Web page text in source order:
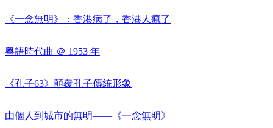
《一念無明》：香港病了，香港人瘋了
粵語時代曲 ＠ 1953 年
《孔子63》顛覆孔子傳統形象
由個人到城市的無明——《一念無明》